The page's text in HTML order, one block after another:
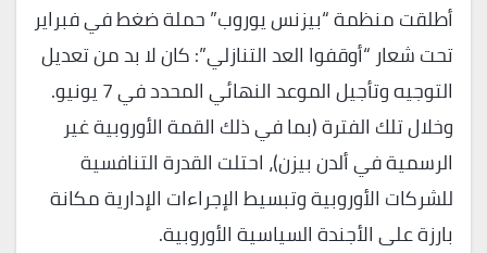
أطلقت منظمة “بيزنس يوروب” حملة ضغط في فبراير
تحت شعار “أوقفوا العد التنازلي”: كان لا بد من تعديل
التوجيه وتأجيل الموعد النهائي المحدد في 7 يونيو.
وخلال تلك الفترة (بما في ذلك القمة الأوروبية غير
الرسمية في ألدن بيزن)، احتلت القدرة التنافسية
للشركات الأوروبية وتبسيط الإجراءات الإدارية مكانة
بارزة على الأجندة السياسية الأوروبية.